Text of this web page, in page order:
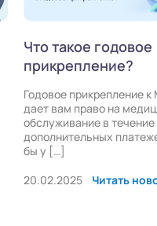
Что такое годовое
прикрепление?
Годовое прикрепление
дает вам право на
обслуживание в течение
дополнительных
бы у […]
20.02.2025
Читать